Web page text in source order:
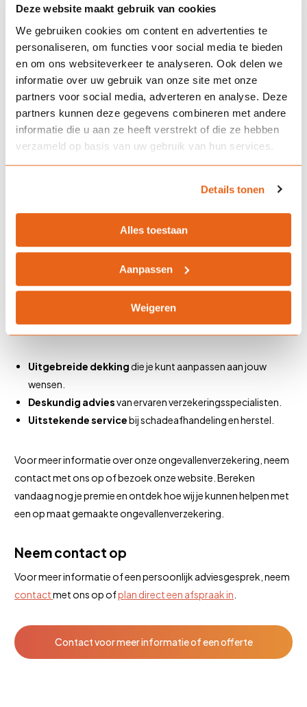
Deze website maakt gebruik van cookies
We gebruiken cookies om content en advertenties te
personaliseren, om functies voor social media te bieden
en om ons websiteverkeer te analyseren. Ook delen we
informatie over uw gebruik van onze site met onze
partners voor social media, adverteren en analyse. Deze
partners kunnen deze gegevens combineren met andere
informatie die u aan ze heeft verstrekt of die ze hebben
verzameld op basis van uw gebruik van hun services.
Details tonen
Alles toestaan
Aanpassen
Weigeren
Hoe wordt de premie bepaald?
Kan ik mijn verzekering tussentijds
aanpassen?
Wat moet ik doen bij een ongeval?
Waarom kiezen voor Landman Assurantiën?
Bij Landman Assurantiën in Alkmaar begrijpen we dat iedereen
andere behoeften heeft. Daarom bieden wij
maatwerkoplossingen die aansluiten bij jouw situatie.
Uitgebreide dekkingdie je kunt aanpassen aan jouw
wensen.
Deskundig adviesvan ervaren verzekeringsspecialisten.
Uitstekende servicebij schadeafhandeling en herstel.
Voor meer informatie over onze ongevallenverzekering, neem
contact met ons op of bezoek onze website. Bereken
vandaag nog je premie en ontdek hoe wij je kunnen helpen met
een op maat gemaakte ongevallenverzekering.
Neem contact op
Voor meer informatie of een persoonlijk adviesgesprek, neem
contactmet ons op ofplan direct een afspraak in
Contact voor meer informatie of een offerte